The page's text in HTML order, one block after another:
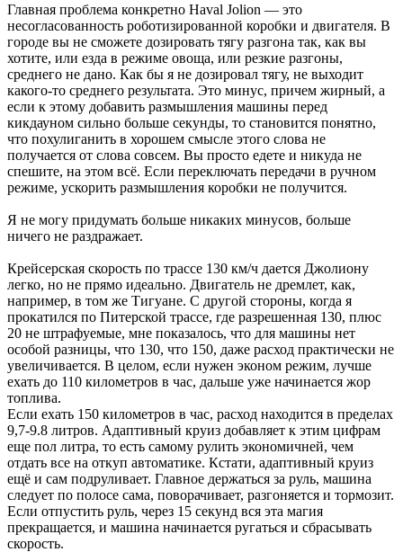
Главная проблема конкретно Haval Jolion — это
несогласованность роботизированной коробки и двигателя. В
городе вы не сможете дозировать тягу разгона так, как вы
хотите, или езда в режиме овоща, или резкие разгоны,
среднего не дано. Как бы я не дозировал тягу, не выходит
какого-то среднего результата. Это минус, причем жирный, а
если к этому добавить размышления машины перед
кикдауном сильно больше секунды, то становится понятно,
что похулиганить в хорошем смысле этого слова не
получается от слова совсем. Вы просто едете и никуда не
спешите, на этом всё. Если переключать передачи в ручном
режиме, ускорить размышления коробки не получится.
Я не могу придумать больше никаких минусов, больше
ничего не раздражает.
Крейсерская скорость по трассе 130 км/ч дается Джолиону
легко, но не прямо идеально. Двигатель не дремлет, как,
например, в том же Тигуане. С другой стороны, когда я
прокатился по Питерской трассе, где разрешенная 130, плюс
20 не штрафуемые, мне показалось, что для машины нет
особой разницы, что 130, что 150, даже расход практически не
увеличивается. В целом, если нужен эконом режим, лучше
ехать до 110 километров в час, дальше уже начинается жор
топлива.
Если ехать 150 километров в час, расход находится в пределах
9,7-9.8 литров. Адаптивный круиз добавляет к этим цифрам
еще пол литра, то есть самому рулить экономичней, чем
отдать все на откуп автоматике. Кстати, адаптивный круиз
ещё и сам подруливает. Главное держаться за руль, машина
следует по полосе сама, поворачивает, разгоняется и тормозит.
Если отпустить руль, через 15 секунд вся эта магия
прекращается, и машина начинается ругаться и сбрасывать
скорость.